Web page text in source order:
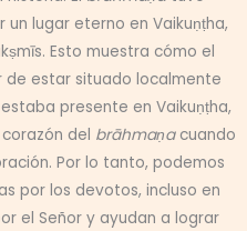
lugar eterno en Vaikuṇṭha,
Esto muestra cómo el
de estar situado localmente
presente en Vaikuṇṭha,
del brāhmaṇacuando
Por lo tanto, podemos
por los devotos, incluso en
el Señor y ayudan a lograr